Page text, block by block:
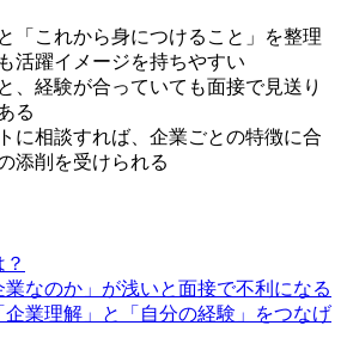
「これから身につけること」を整理
活躍イメージを持ちやすい
、経験が合っていても面接で見送り
る
に相談すれば、企業ごとの特徴に合
添削を受けられる
業なのか」が浅いと面接で不利になる
企業理解」と「自分の経験」をつなげ